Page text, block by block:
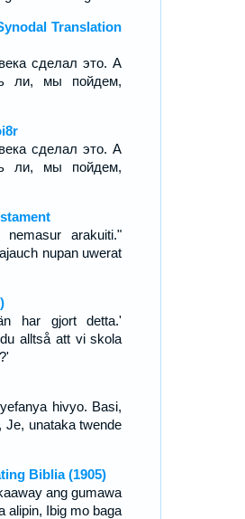
Translation
сделал это. А
ли, мы пойдем,
сделал это. А
ли, мы пойдем,
arakuiti."
nupan uwerat
har gjort detta.'
alltså att vi skola
hivyo. Basi,
unataka twende
Biblia (1905)
ang gumawa
alipin, Ibig mo baga